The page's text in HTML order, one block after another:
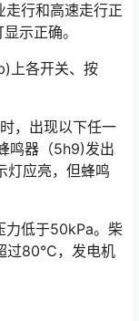
走行和高速走行正
示正确。
上各开关、按
，出现以下任一
鸣器（5h9)发出
灯应亮，但蜂鸣
力低于50kPa。柴
过80℃，发电机